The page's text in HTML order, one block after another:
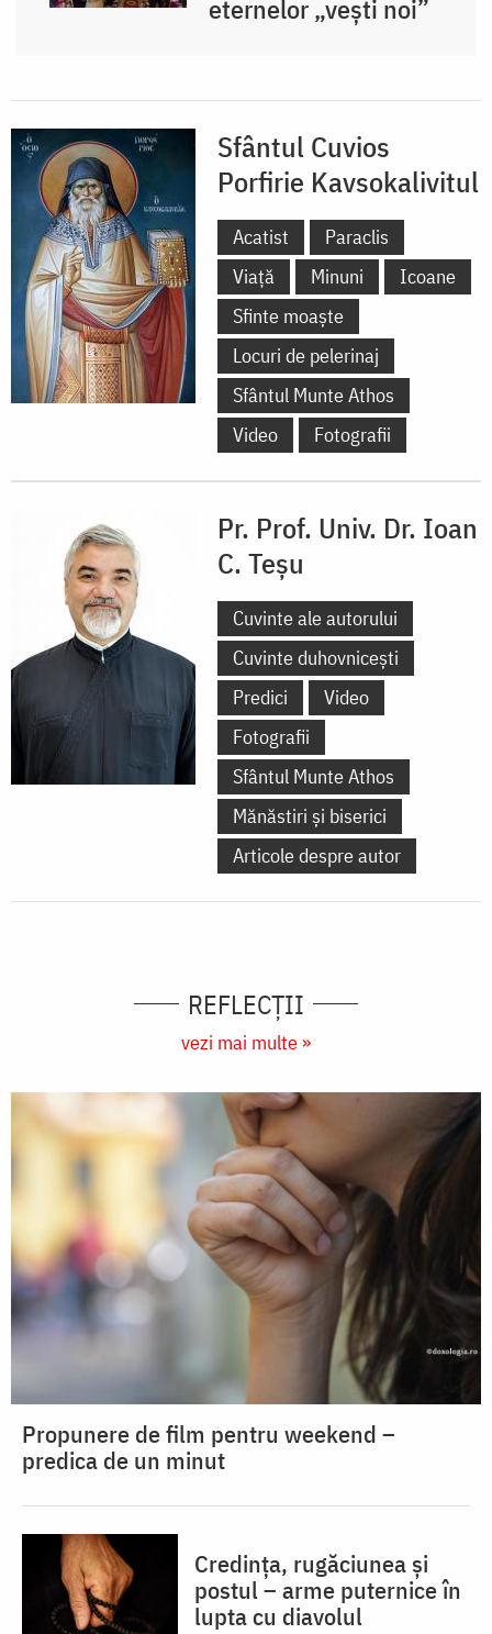
eternelor „vești noi”
Sfântul Cuvios
Porfirie Kavsokalivitul
Acatist
Paraclis
Viață
Minuni
Icoane
Sfinte moaște
Locuri de pelerinaj
Sfântul Munte Athos
Video
Fotografii
Pr. Prof. Univ. Dr. Ioan
C. Teșu
Cuvinte ale autorului
Cuvinte duhovnicești
Predici
Video
Fotografii
Sfântul Munte Athos
Mănăstiri și biserici
Articole despre autor
REFLECȚII
vezi mai multe »
Propunere de film pentru weekend –
predica de un minut
Credința, rugăciunea și
postul – arme puternice în
lupta cu diavolul